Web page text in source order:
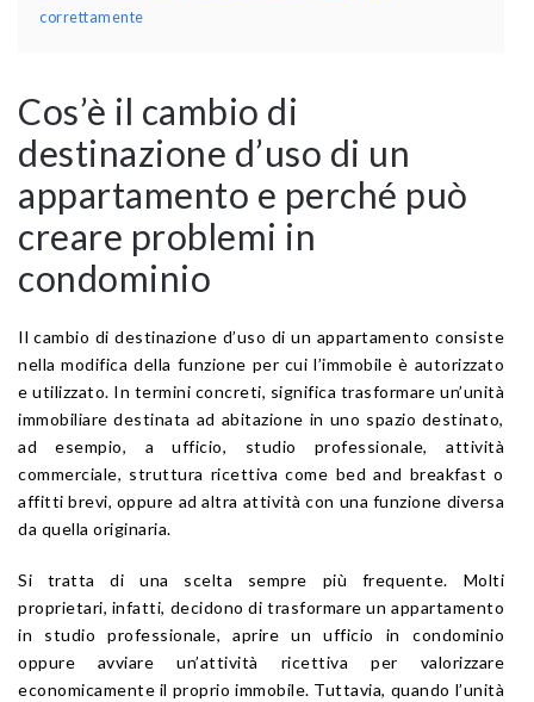
correttamente
Cos’è il cambio di
destinazione d’uso di un
appartamento e perché può
creare problemi in
condominio
Il cambio di destinazione d’uso di un appartamento consiste
nella modifica della funzione per cui l’immobile è autorizzato
e utilizzato. In termini concreti, significa trasformare un’unità
immobiliare destinata ad abitazione in uno spazio destinato,
ad esempio, a ufficio, studio professionale, attività
commerciale, struttura ricettiva come bed and breakfast o
affitti brevi, oppure ad altra attività con una funzione diversa
da quella originaria.
Si tratta di una scelta sempre più frequente. Molti
proprietari, infatti, decidono di trasformare un appartamento
in studio professionale, aprire un ufficio in condominio
oppure avviare un’attività ricettiva per valorizzare
economicamente il proprio immobile. Tuttavia, quando l’unità